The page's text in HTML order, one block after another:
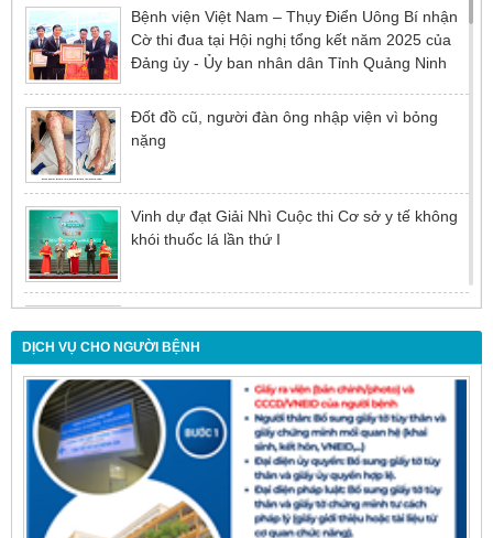
Bệnh viện Việt Nam – Thụy Điển Uông Bí nhận
Cờ thi đua tại Hội nghị tổng kết năm 2025 của
Đảng ủy - Ủy ban nhân dân Tỉnh Quảng Ninh
Đốt đồ cũ, người đàn ông nhập viện vì bỏng
nặng
Vinh dự đạt Giải Nhì Cuộc thi Cơ sở y tế không
khói thuốc lá lần thứ I
chậm trễ
Nội soi mật tụy ngược dòng – Giải pháp tối ưu
cho người bệnh sỏi ống mật chủ
DỊCH VỤ CHO NGƯỜI BỆNH